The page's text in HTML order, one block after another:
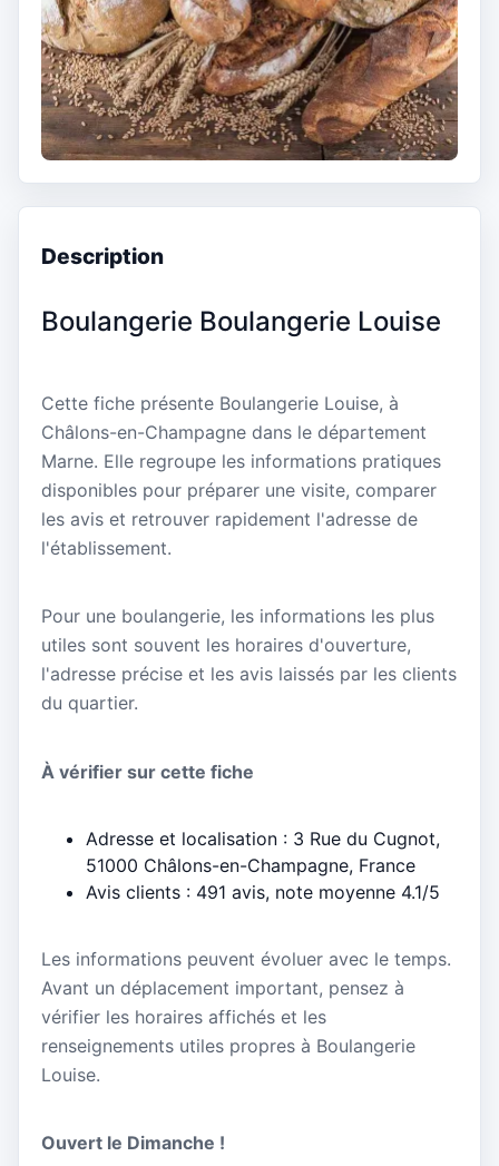
Description
Boulangerie Boulangerie Louise
Cette fiche présente Boulangerie Louise, à
Châlons-en-Champagne dans le département
Marne. Elle regroupe les informations pratiques
disponibles pour préparer une visite, comparer
les avis et retrouver rapidement l'adresse de
l'établissement.
Pour une boulangerie, les informations les plus
utiles sont souvent les horaires d'ouverture,
l'adresse précise et les avis laissés par les clients
du quartier.
À vérifier sur cette fiche
Adresse et localisation : 3 Rue du Cugnot,
51000 Châlons-en-Champagne, France
Avis clients : 491 avis, note moyenne 4.1/5
Les informations peuvent évoluer avec le temps.
Avant un déplacement important, pensez à
vérifier les horaires affichés et les
renseignements utiles propres à Boulangerie
Louise.
Ouvert le Dimanche !